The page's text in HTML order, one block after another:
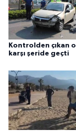
Kontrolden çıkan
karşı şeride geçti